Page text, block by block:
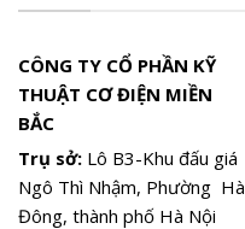
CÔNG TY CỔ PHẦN KỸ
THUẬT CƠ ĐIỆN MIỀN
BẮC
Trụ sở: Lô B3-Khu đấu giá
Ngô Thì Nhậm, Phường Hà
Đông, thành phố Hà Nội